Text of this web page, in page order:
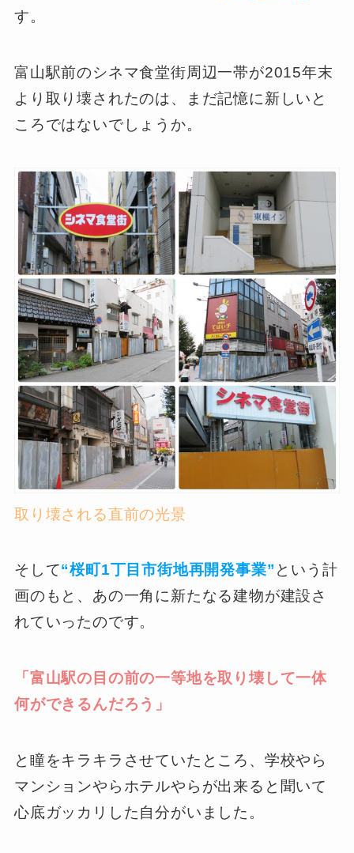
す。
富山駅前のシネマ食堂街周辺一帯が2015年末
より取り壊されたのは、まだ記憶に新しいと
ころではないでしょうか。
取り壊される直前の光景
そして“桜町1丁目市街地再開発事業”という計
画のもと、あの一角に新たなる建物が建設さ
れていったのです。
「富山駅の目の前の一等地を取り壊して一体
何ができるんだろう」
と瞳をキラキラさせていたところ、学校やら
マンションやらホテルやらが出来ると聞いて
心底ガッカリした自分がいました。